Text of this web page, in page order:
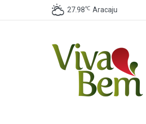
27.98℃ Aracaju